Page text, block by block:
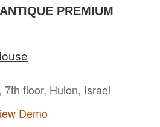
PREMIUM
7th floor, Hulon, Israel
Demo